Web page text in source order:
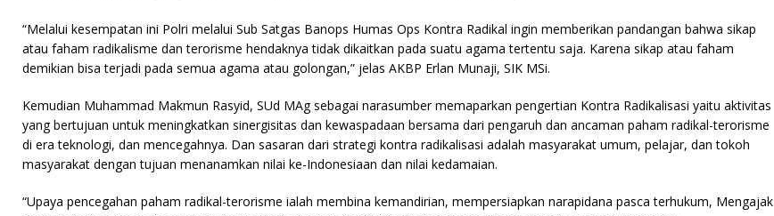
“Melalui kesempatan ini Polri melalui Sub Satgas Banops Humas Ops Kontra Radikal ingin memberikan pandangan bahwa sikap
atau faham radikalisme dan terorisme hendaknya tidak dikaitkan pada suatu agama tertentu saja. Karena sikap atau faham
demikian bisa terjadi pada semua agama atau golongan,” jelas AKBP Erlan Munaji, SIK MSi.
Kemudian Muhammad Makmun Rasyid, SUd MAg sebagai narasumber memaparkan pengertian Kontra Radikalisasi yaitu aktivitas
yang bertujuan untuk meningkatkan sinergisitas dan kewaspadaan bersama dari pengaruh dan ancaman paham radikal-terorisme
di era teknologi, dan mencegahnya. Dan sasaran dari strategi kontra radikalisasi adalah masyarakat umum, pelajar, dan tokoh
masyarakat dengan tujuan menanamkan nilai ke-Indonesiaan dan nilai kedamaian.
“Upaya pencegahan paham radikal-terorisme ialah membina kemandirian, mempersiapkan narapidana pasca terhukum, Mengajak